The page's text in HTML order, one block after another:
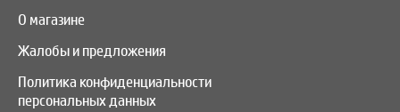
О магазине
Жалобы и предложения
Политика конфиденциальности
персональных данных